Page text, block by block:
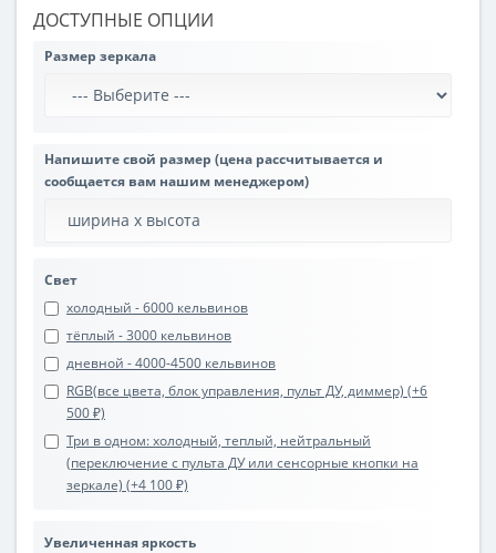
ДОСТУПНЫЕ ОПЦИИ
Размер зеркала
Напишите свой размер (цена рассчитывается и
сообщается вам нашим менеджером)
Свет
холодный - 6000 кельвинов
тёплый - 3000 кельвинов
дневной - 4000-4500 кельвинов
RGB(все цвета, блок управления, пульт ДУ, диммер) (+6
500 ₽)
Три в одном: холодный, теплый, нейтральный
(переключение с пульта ДУ или сенсорные кнопки на
зеркале) (+4 100 ₽)
Увеличенная яркость